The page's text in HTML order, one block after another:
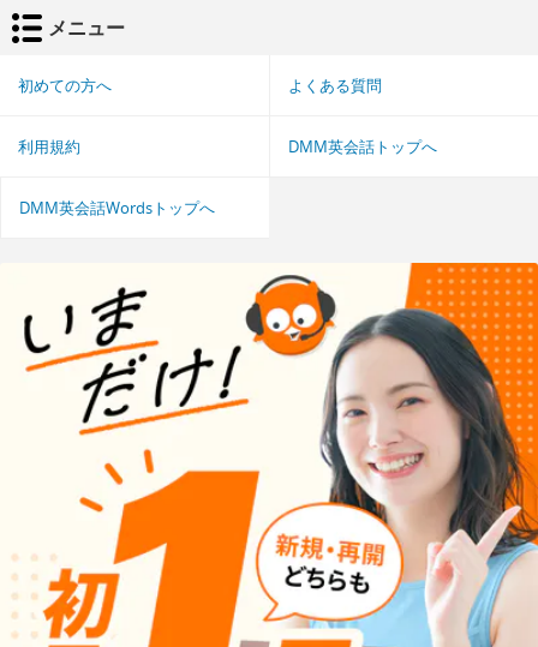
メニュー
初めての方へ よくある質問
利用規約 DMM英会話トップへ
DMM英会話Wordsトップへ